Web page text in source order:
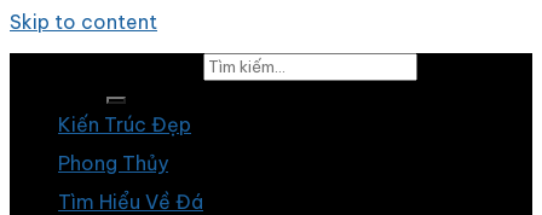
Skip to content
Kiến Trúc Đẹp
Phong Thủy
Tìm Hiểu Về Đá